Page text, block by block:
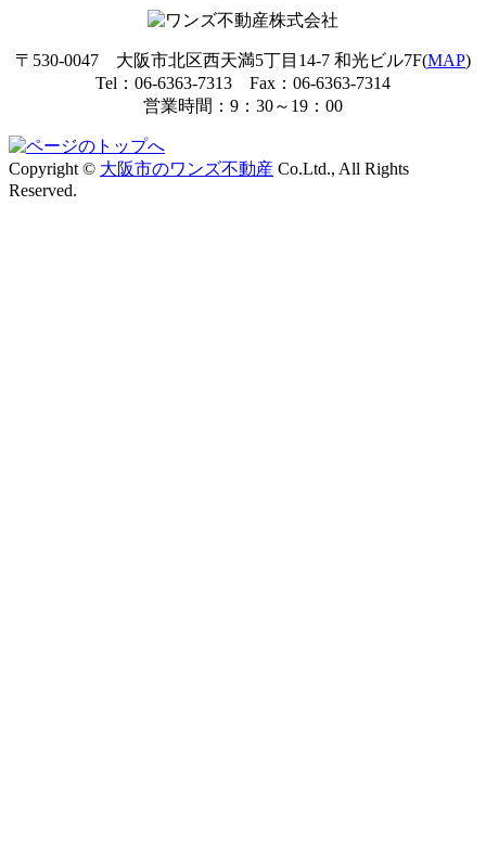
〒530-0047 大阪市北区西天満5丁目14-7 和光ビル7F(MAP)
Tel：06-6363-7313 Fax：06-6363-7314
営業時間：9：30～19：00
Copyright © 大阪市のワンズ不動産 Co.Ltd., All Rights
Reserved.